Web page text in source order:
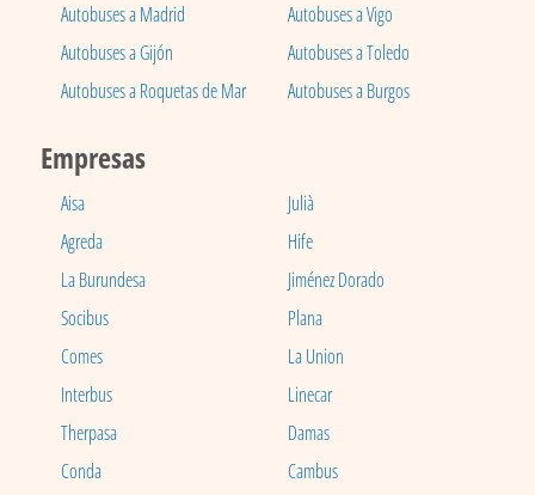
Autobuses a Madrid
Autobuses a Vigo
Autobuses a Gijón
Autobuses a Toledo
Autobuses a Roquetas de Mar
Autobuses a Burgos
Empresas
Aisa
Julià
Agreda
Hife
La Burundesa
Jiménez Dorado
Socibus
Plana
Comes
La Union
Interbus
Linecar
Therpasa
Damas
Conda
Cambus